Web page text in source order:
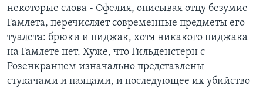
некоторые слова - Офелия, описывая отцу безумие
Гамлета, перечисляет современные предметы его
туалета: брюки и пиджак, хотя никакого пиджака
на Гамлете нет. Хуже, что Гильденстерн с
Розенкранцем изначально представлены
стукачами и паяцами, и последующее их убийство